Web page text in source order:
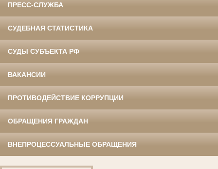
ПРЕСС-СЛУЖБА
СУДЕБНАЯ СТАТИСТИКА
СУДЫ СУБЪЕКТА РФ
ВАКАНСИИ
ПРОТИВОДЕЙСТВИЕ КОРРУПЦИИ
ОБРАЩЕНИЯ ГРАЖДАН
ВНЕПРОЦЕССУАЛЬНЫЕ ОБРАЩЕНИЯ